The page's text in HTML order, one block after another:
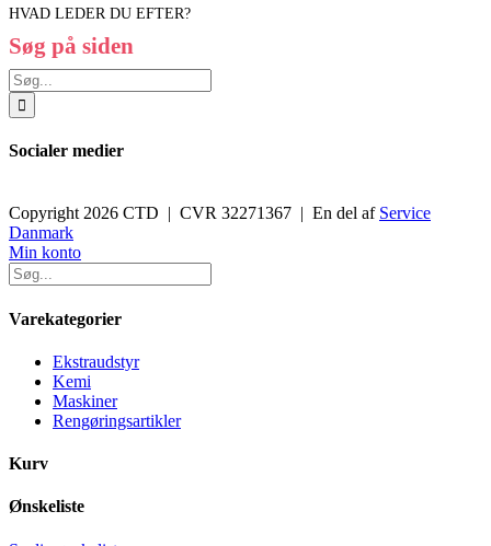
HVAD LEDER DU EFTER?
Søg på siden
Søg
efter:
Socialer medier
Copyright 2026 CTD | CVR 32271367 | En del af Service
Danmark
Toggle
Sliding
Bar
Area
Min konto
Varekategorier
Ekstraudstyr
Kemi
Maskiner
Rengøringsartikler
Kurv
Ønskeliste